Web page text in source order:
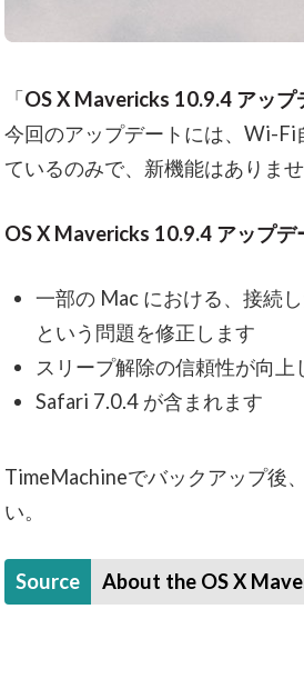
「OS X Mavericks 10.9.4 アップ
今回のアップデートには、Wi-Fi
ているのみで、新機能はありませ
OS X Mavericks 10.9.4 アップデ
一部の Mac における、接続
という問題を修正します
スリープ解除の信頼性が向上
Safari 7.0.4 が含まれます
TimeMachineでバックアップ後
い。
Source About the OS X